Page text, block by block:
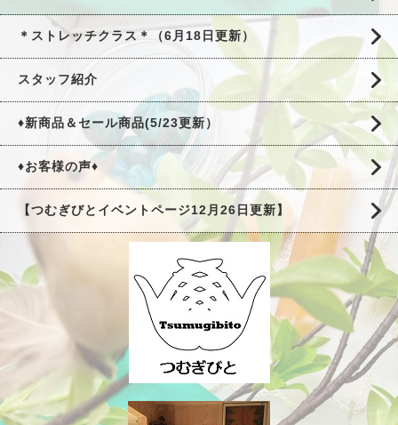
＊ストレッチクラス＊（6月18日更新）
スタッフ紹介
♦新商品＆セール商品(5/23更新）
♦お客様の声♦
【つむぎびとイベントページ12月26日更新】